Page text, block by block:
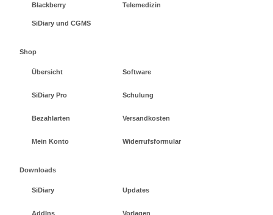
Blackberry Telemedizin
SiDiary und CGMS
Shop
Übersicht Software
SiDiary Pro Schulung
Bezahlarten Versandkosten
Mein Konto Widerrufsformular
Downloads
SiDiary Updates
AddIns Vorlagen